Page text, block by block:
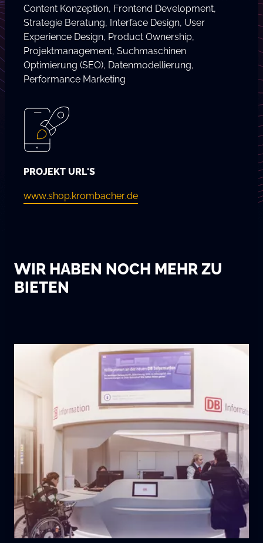
Content Konzeption, Frontend Development,
Strategie Beratung, Interface Design, User
Experience Design, Product Ownership,
Projektmanagement, Suchmaschinen
Optimierung (SEO), Datenmodellierung,
Performance Marketing
PROJEKT URL'S
www.shop.krombacher.de
WIR HABEN NOCH MEHR ZU
BIETEN